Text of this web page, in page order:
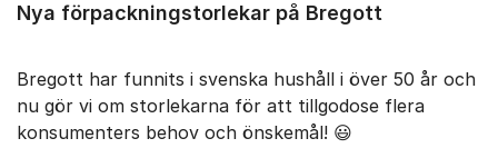
Nya förpackningstorlekar på Bregott
Bregott har funnits i svenska hushåll i över 50 år och
nu gör vi om storlekarna för att tillgodose flera
konsumenters behov och önskemål! 😃